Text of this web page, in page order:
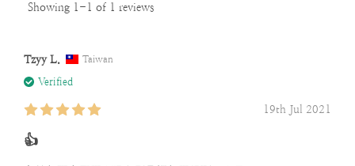
Showing 1-1 of 1 reviews
Tzyy L. Taiwan
Verified
19th Jul 2021
👍